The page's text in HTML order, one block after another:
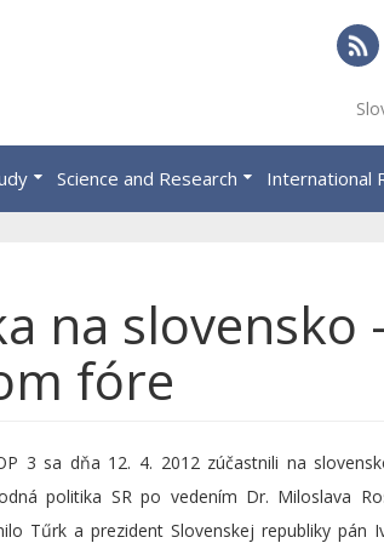
Science and Research International
na slovensko
fóre
3 sa dňa 12. 4. 2012 zúčastnili na
politika SR po vedením Dr. Miloslava
Tűrk a prezident Slovenskej republiky pán